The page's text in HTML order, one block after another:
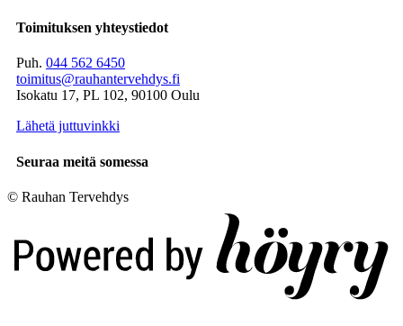
Toimituksen yhteystiedot
Puh. 044 562 6450
toimitus@rauhantervehdys.fi
Isokatu 17, PL 102, 90100 Oulu
Lähetä juttuvinkki
Seuraa meitä somessa
© Rauhan Tervehdys